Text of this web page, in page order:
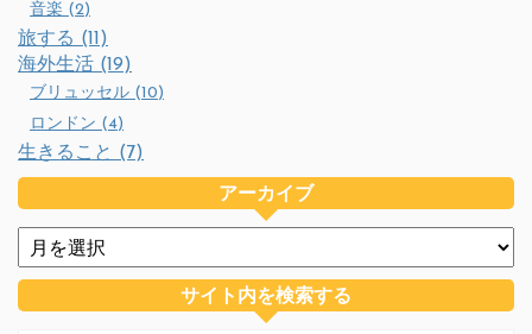
音楽 (2)
旅する (11)
海外生活 (19)
ブリュッセル (10)
ロンドン (4)
生きること (7)
アーカイブ
サイト内を検索する